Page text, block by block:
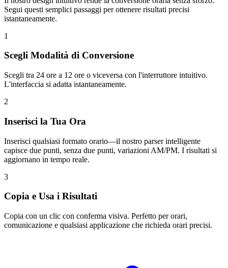
Segui questi semplici passaggi per ottenere risultati precisi
istantaneamente.
1
Scegli Modalità di Conversione
Scegli tra 24 ore a 12 ore o viceversa con l'interruttore intuitivo.
L'interfaccia si adatta istantaneamente.
2
Inserisci la Tua Ora
Inserisci qualsiasi formato orario—il nostro parser intelligente
capisce due punti, senza due punti, variazioni AM/PM. I risultati si
aggiornano in tempo reale.
3
Copia e Usa i Risultati
Copia con un clic con conferma visiva. Perfetto per orari,
comunicazione e qualsiasi applicazione che richieda orari precisi.